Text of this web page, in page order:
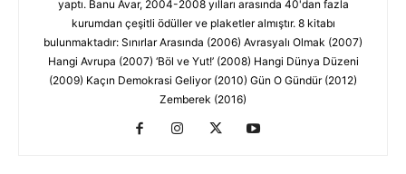
yaptı. Banu Avar, 2004-2008 yılları arasında 40'dan fazla
kurumdan çeşitli ödüller ve plaketler almıştır. 8 kitabı
bulunmaktadır: Sınırlar Arasında (2006) Avrasyalı Olmak (2007)
Hangi Avrupa (2007) ‘Böl ve Yut!’ (2008) Hangi Dünya Düzeni
(2009) Kaçın Demokrasi Geliyor (2010) Gün O Gündür (2012)
Zemberek (2016)